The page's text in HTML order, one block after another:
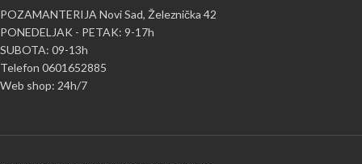
POZAMANTERIJA Novi Sad, Železnička 42
PONEDELJAK - PETAK: 9-17h
SUBOTA: 09-13h
Telefon 0601652885
Web shop: 24h/7